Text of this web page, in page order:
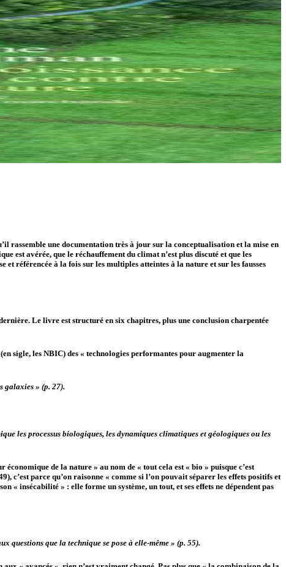
rassemble une documentation très à jour sur la conceptualisation et la mise en
est avérée, que le réchauffement du climat n’est plus discuté et que les
référencée à la fois sur les multiples atteintes à la nature et sur les fausses
Le livre est structuré en six chapitres, plus une conclusion charpentée
sigle, les NBIC) des « technologies performantes pour augmenter la
galaxies » (p. 27).
les processus biologiques, les dynamiques climatiques et géologiques ou les
de la nature » au nom de « tout cela est « bio » puisque c’est
c’est parce qu’on raisonne « comme si l’on pouvait séparer les effets positifs et
« insécabilité » : elle forme un système, un tout, et ses effets ne dépendent pas
questions que la technique se pose à elle-même » (p. 55).